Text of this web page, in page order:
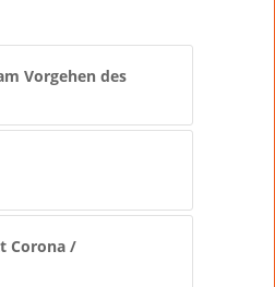
Vorgehen des
Corona /